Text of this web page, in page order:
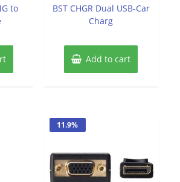
to
5
BST CHGR Dual USB-Car
Charg
Add to cart
11.9%